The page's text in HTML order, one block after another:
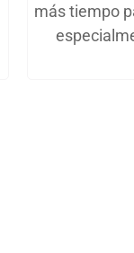
más tiempo